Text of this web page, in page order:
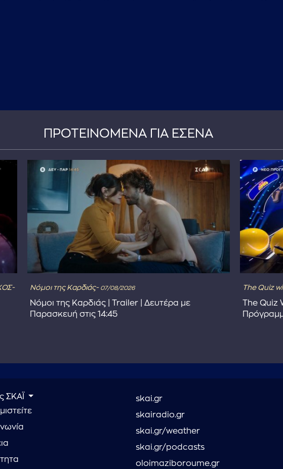
ΠΡΟΤΕΙΝΟΜΕΝΑ ΓΙΑ ΕΣΕΝΑ
Νόμοι της Καρδιάς- 07/08/2026
Νόμοι της Καρδιάς | Trailer | Δευτέρα με
Παρασκευή στις 14:45
The Quiz
The Quiz
ΣΚΑΪ
skai.gr
skairadio.gr
skai.gr/weather
skai.gr/podcasts
oloimaziboroume.gr